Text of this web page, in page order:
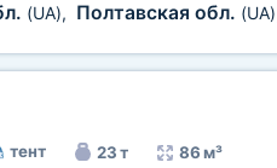
(UA), Полтавская обл. (UA)
тент 23 т 86 м³